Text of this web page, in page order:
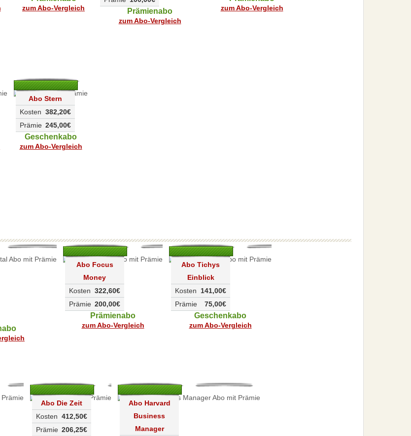
zum Abo-Vergleich Prämienabo
zum Abo-Vergleich
zum Abo-Vergleich
Abo Stern
382,20€
Kosten
245,00€
Prämie
Geschenkabo
zum Abo-Vergleich
Abo Focus
Money
322,60€
Kosten
200,00€
Prämie
Prämienabo
zum Abo-Vergleich
Abo Tichys
Einblick
141,00€
Kosten
75,00€
Prämie
Geschenkabo
zum Abo-Vergleich
Abo Die Zeit
412,50€
Kosten
206,25€
Prämie
Abo Harvard
Business
Manager